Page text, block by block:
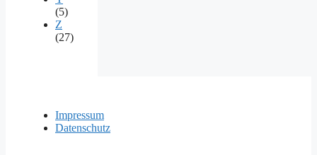
(5)
Z
(27)
Impressum
Datenschutz